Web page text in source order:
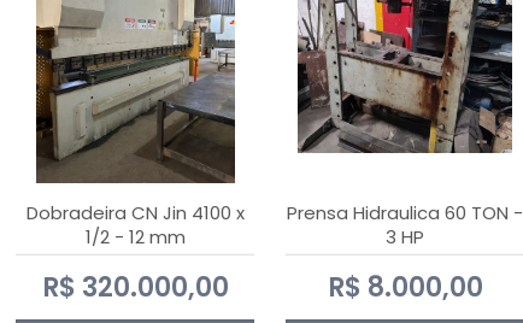
Dobradeira CN Jin 4100 x
1/2 - 12 mm
R$ 320.000,00
Prensa Hidraulica 60 TON -
3 HP
R$ 8.000,00